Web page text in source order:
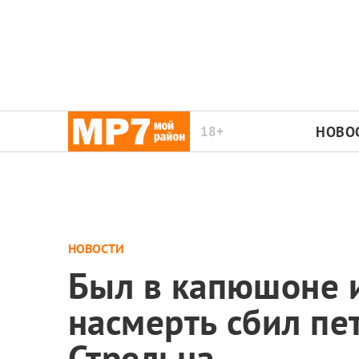
18+
НОВОСТИ
Был в капюшоне
насмерть сбил